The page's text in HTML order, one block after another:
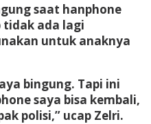
saat hanphone
tidak ada lagi
untuk anaknya
bingung. Tapi ini
saya bisa kembali,
polisi,” ucap Zelri.